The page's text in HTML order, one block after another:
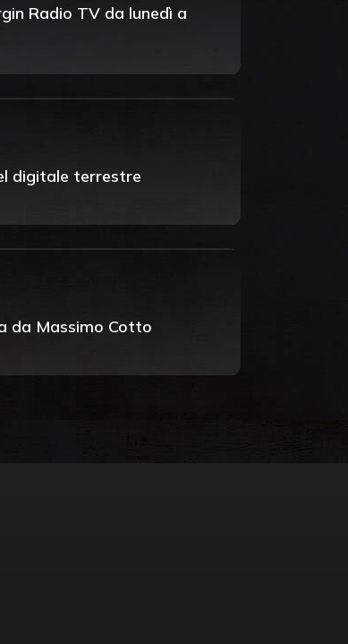
Radio TV da lunedì a
digitale terrestre
da Massimo Cotto